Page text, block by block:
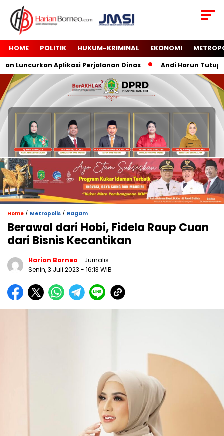
HOME POLITIK HUKUM-KRIMINAL EKONOMI
Luncurkan Aplikasi Perjalanan Dinas Andi Harun Tutup
Home / Metropolis / Ragam
Berawal dari Hobi, Fidela Raup Cuan
dari Bisnis Kecantikan
Harian Borneo - Jurnalis
Senin, 3 Juli 2023 - 16:13 WIB